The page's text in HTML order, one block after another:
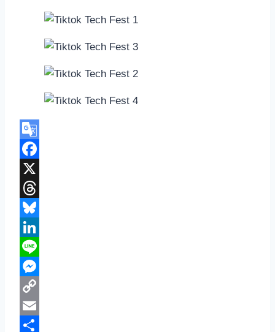
Google
Translate
Facebook
X
Threads
Bluesky
LinkedIn
Line
Messenger
Copy
Link
Email